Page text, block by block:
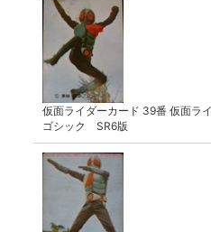
仮面ライダーカード 39番 仮面
ゴシック SR6版